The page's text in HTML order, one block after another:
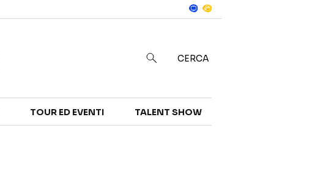
CERCA
TOUR ED EVENTI TALENT SHOW